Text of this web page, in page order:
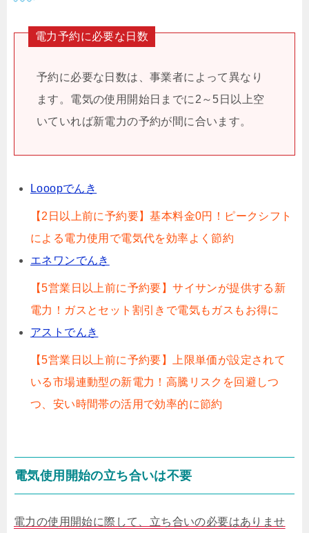
電力予約に必要な日数
予約に必要な日数は、事業者によって異なり
ます。電気の使用開始日までに2～5日以上空
いていれば新電力の予約が間に合います。
Looopでんき
【2日以上前に予約要】基本料金0円！ピークシフト
による電力使用で電気代を効率よく節約
エネワンでんき
【5営業日以上前に予約要】サイサンが提供する新
電力！ガスとセット割引きで電気もガスもお得に
アストでんき
【5営業日以上前に予約要】上限単価が設定されて
いる市場連動型の新電力！高騰リスクを回避しつ
つ、安い時間帯の活用で効率的に節約
電気使用開始の立ち合いは不要
電力の使用開始に際して、立ち合いの必要はありませ